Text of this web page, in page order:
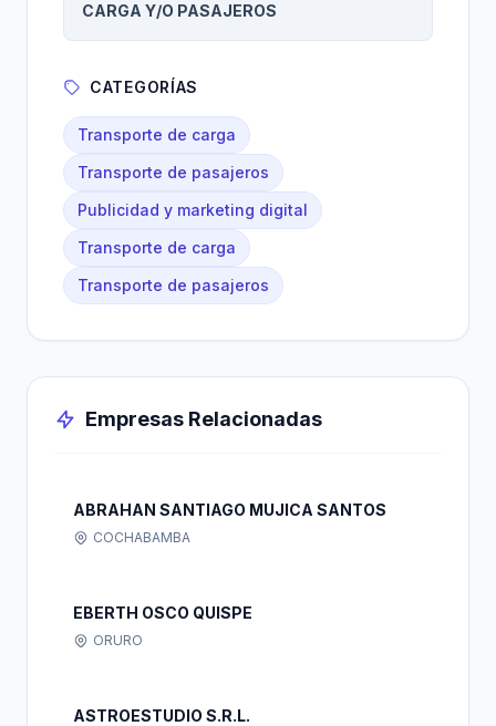
CARGA Y/O PASAJEROS
CATEGORÍAS
Transporte de carga
Transporte de pasajeros
Publicidad y marketing digital
Transporte de carga
Transporte de pasajeros
Empresas Relacionadas
ABRAHAN SANTIAGO MUJICA SANTOS
COCHABAMBA
EBERTH OSCO QUISPE
ORURO
ASTROESTUDIO S.R.L.